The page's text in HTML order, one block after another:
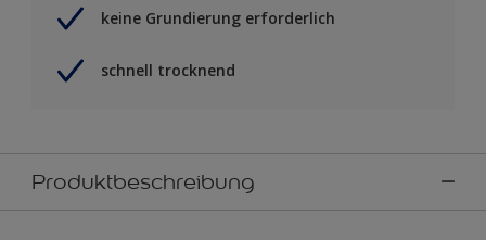
keine Grundierung erforderlich
schnell trocknend
Produktbeschreibung